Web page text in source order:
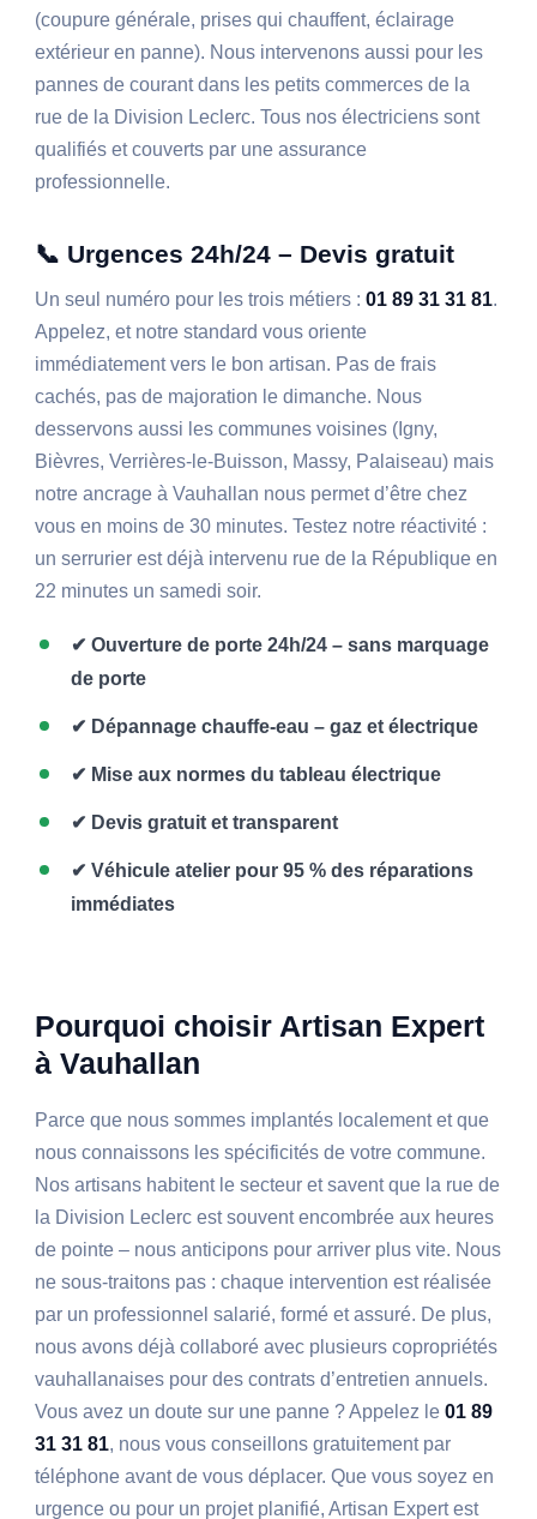
(coupure générale, prises qui chauffent, éclairage
extérieur en panne). Nous intervenons aussi pour les
pannes de courant dans les petits commerces de la
rue de la Division Leclerc. Tous nos électriciens sont
qualifiés et couverts par une assurance
professionnelle.
📞 Urgences 24h/24 – Devis gratuit
Un seul numéro pour les trois métiers :01 89 31 31 81.
Appelez, et notre standard vous oriente
immédiatement vers le bon artisan. Pas de frais
cachés, pas de majoration le dimanche. Nous
desservons aussi les communes voisines (Igny,
Bièvres, Verrières-le-Buisson, Massy, Palaiseau) mais
notre ancrage à Vauhallan nous permet d’être chez
vous en moins de 30 minutes. Testez notre réactivité :
un serrurier est déjà intervenu rue de la République en
22 minutes un samedi soir.
✔ Ouverture de porte 24h/24 – sans marquage
de porte
✔ Dépannage chauffe-eau – gaz et électrique
✔ Mise aux normes du tableau électrique
✔ Devis gratuit et transparent
✔ Véhicule atelier pour 95 % des réparations
immédiates
Pourquoi choisir Artisan Expert
à Vauhallan
Parce que nous sommes implantés localement et que
nous connaissons les spécificités de votre commune.
Nos artisans habitent le secteur et savent que la rue de
la Division Leclerc est souvent encombrée aux heures
de pointe – nous anticipons pour arriver plus vite. Nous
ne sous-traitons pas : chaque intervention est réalisée
par un professionnel salarié, formé et assuré. De plus,
nous avons déjà collaboré avec plusieurs copropriétés
vauhallanaises pour des contrats d’entretien annuels.
Vous avez un doute sur une panne ? Appelez le01 89
31 31 81, nous vous conseillons gratuitement par
téléphone avant de vous déplacer. Que vous soyez en
urgence ou pour un projet planifié, Artisan Expert est